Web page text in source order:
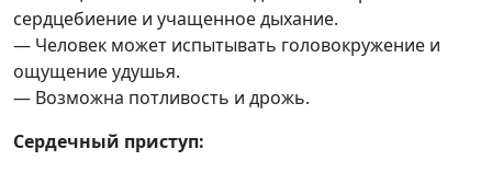
сердцебиение и учащенное дыхание.
— Человек может испытывать головокружение и
ощущение удушья.
— Возможна потливость и дрожь.
Сердечный приступ: